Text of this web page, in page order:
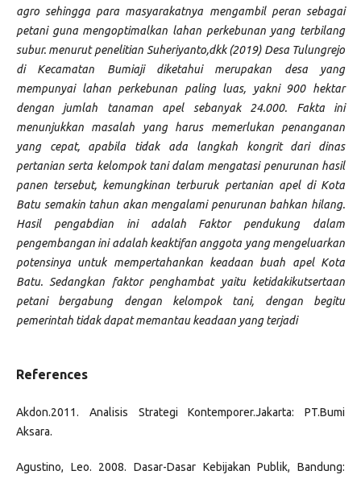
agro sehingga para masyarakatnya mengambil peran sebagai
petani guna mengoptimalkan lahan perkebunan yang terbilang
subur. menurut penelitian Suheriyanto,dkk (2019) Desa Tulungrejo
di Kecamatan Bumiaji diketahui merupakan desa yang
mempunyai lahan perkebunan paling luas, yakni 900 hektar
dengan jumlah tanaman apel sebanyak 24.000. Fakta ini
menunjukkan masalah yang harus memerlukan penanganan
yang cepat, apabila tidak ada langkah kongrit dari dinas
pertanian serta kelompok tani dalam mengatasi penurunan hasil
panen tersebut, kemungkinan terburuk pertanian apel di Kota
Batu semakin tahun akan mengalami penurunan bahkan hilang.
Hasil pengabdian ini adalah Faktor pendukung dalam
pengembangan ini adalah keaktifan anggota yang mengeluarkan
potensinya untuk mempertahankan keadaan buah apel Kota
Batu. Sedangkan faktor penghambat yaitu ketidakikutsertaan
petani bergabung dengan kelompok tani, dengan begitu
pemerintah tidak dapat memantau keadaan yang terjadi
References
Akdon.2011. Analisis Strategi Kontemporer.Jakarta: PT.Bumi
Aksara.
Agustino, Leo. 2008. Dasar-Dasar Kebijakan Publik, Bandung: